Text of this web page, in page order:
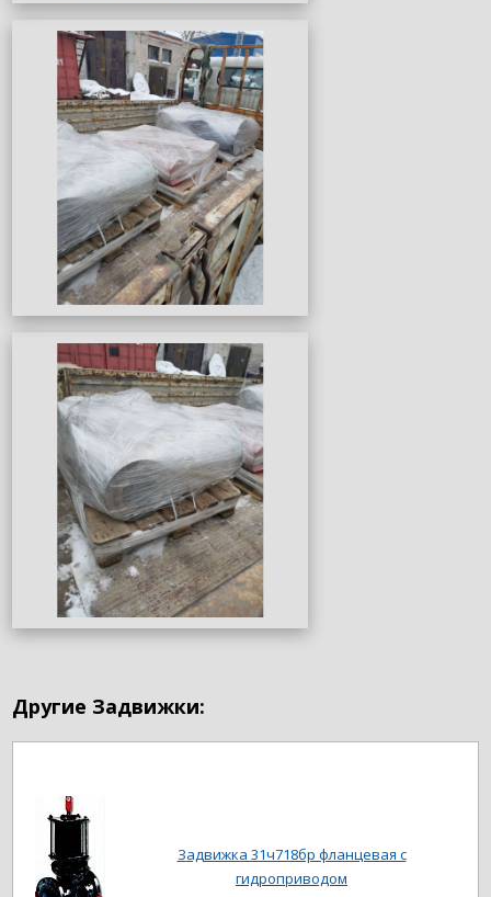
Другие Задвижки:
Задвижка 31ч718бр фланцевая с
гидроприводом